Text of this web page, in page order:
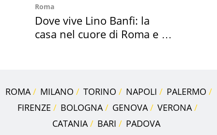
Roma
Dove vive Lino Banfi: la
casa nel cuore di Roma e i
ROMA MILANO TORINO NAPOLI
PALERMO
FIRENZE
BOLOGNA GENOVA
VERONA
CATANIA
BARI PADOVA